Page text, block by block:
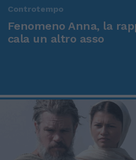
Controtempo
Fenomeno Anna, la
cala un altro asso